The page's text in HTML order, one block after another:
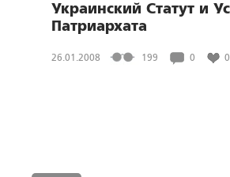
Украинский Статут и
Патриархата
26.01.2008 199 0 0